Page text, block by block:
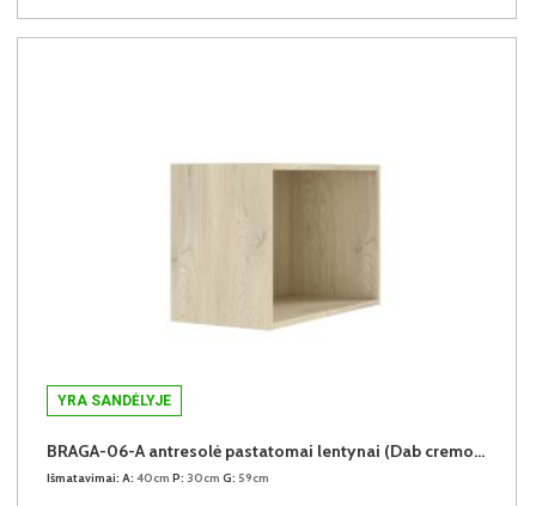
YRA SANDĖLYJE
BRAGA-06-A antresolė pastatomai lentynai (Dab cremona)
Išmatavimai: A: 40cm P: 30cm G: 59cm